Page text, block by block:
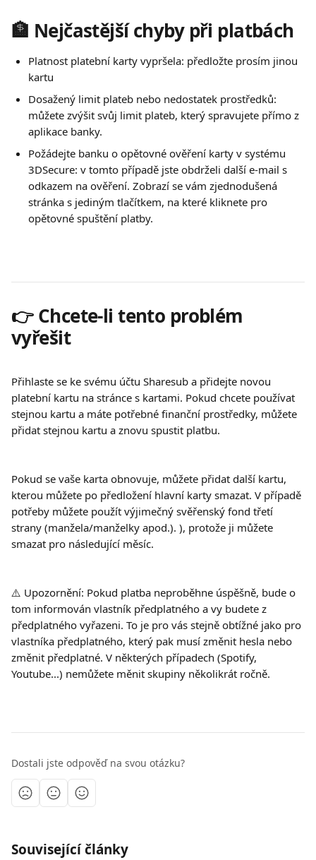
🏦 Nejčastější chyby při platbách
Platnost platební karty vypršela: předložte prosím jinou
kartu
Dosažený limit plateb nebo nedostatek prostředků:
můžete zvýšit svůj limit plateb, který spravujete přímo z
aplikace banky.
Požádejte banku o opětovné ověření karty v systému
3DSecure: v tomto případě jste obdrželi další e-mail s
odkazem na ověření. Zobrazí se vám zjednodušená
stránka s jediným tlačítkem, na které kliknete pro
opětovné spuštění platby.
👉 Chcete-li tento problém
vyřešit
Přihlaste se ke svému účtu Sharesub a přidejte novou
platební kartu na stránce s kartami. Pokud chcete používat
stejnou kartu a máte potřebné finanční prostředky, můžete
přidat stejnou kartu a znovu spustit platbu.
Pokud se vaše karta obnovuje, můžete přidat další kartu,
kterou můžete po předložení hlavní karty smazat. V případě
potřeby můžete použít výjimečný svěřenský fond třetí
strany (manžela/manželky apod.). ), protože ji můžete
smazat pro následující měsíc.
⚠️ Upozornění: Pokud platba neproběhne úspěšně, bude o
tom informován vlastník předplatného a vy budete z
předplatného vyřazeni. To je pro vás stejně obtížné jako pro
vlastníka předplatného, který pak musí změnit hesla nebo
změnit předplatné. V některých případech (Spotify,
Youtube...) nemůžete měnit skupiny několikrát ročně.
Dostali jste odpověď na svou otázku?
Související články